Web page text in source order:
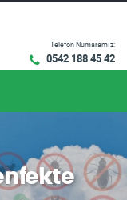
Telefon Numaramız:
0542 188 45 42